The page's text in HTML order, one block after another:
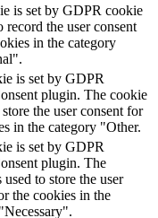
is set by GDPR cookie
record the user consent
in the category
is set by GDPR
plugin. The cookie
the user consent for
in the category "Other.
is set by GDPR
plugin. The
used to store the user
the cookies in the